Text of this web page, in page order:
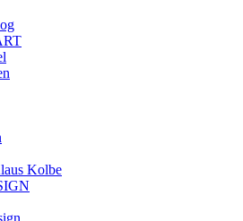
Kolbe